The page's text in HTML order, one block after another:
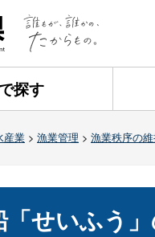
探す
産業 > 漁業管理 > 漁業秩序の
「せいふう